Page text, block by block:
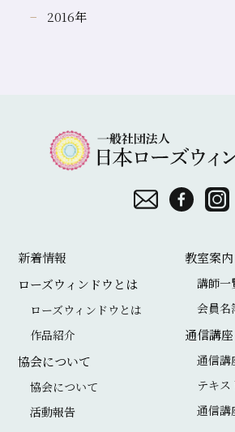
2016年
い
合
n
s
t
a
g
r
a
新着情報
ローズウィンドウとは
ローズウィンドウとは
作品紹介
協会について
協会について
活動報告
教室案内
講師一
会員名
通信講座
通信講
テキ
通信講